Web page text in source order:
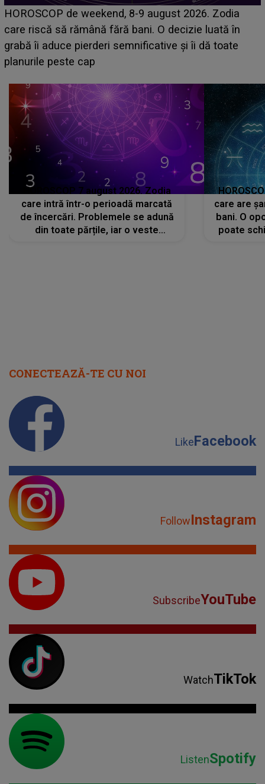
Emanuel a ținut ACEST DETALIU ASCUNS până
acum! În fața Alexandrei, concurentul din Casa Iubirii
face o MĂRTURISIRE NEAȘTEPTATĂ despre mama
sa: "I-am spus și ei în față, eu nu te iubesc pentru
HOROSCOP 7 august 2026. Zodia
care intră într-o perioadă marcată
de încercări. Problemele se adună
din toate părțile, iar o veste
care are
bani. O
poate
CONECTEAZĂ-TE CU NOI
LikeFacebook
FollowInstagram
SubscribeYouTube
WatchTikTok
ListenSpotify